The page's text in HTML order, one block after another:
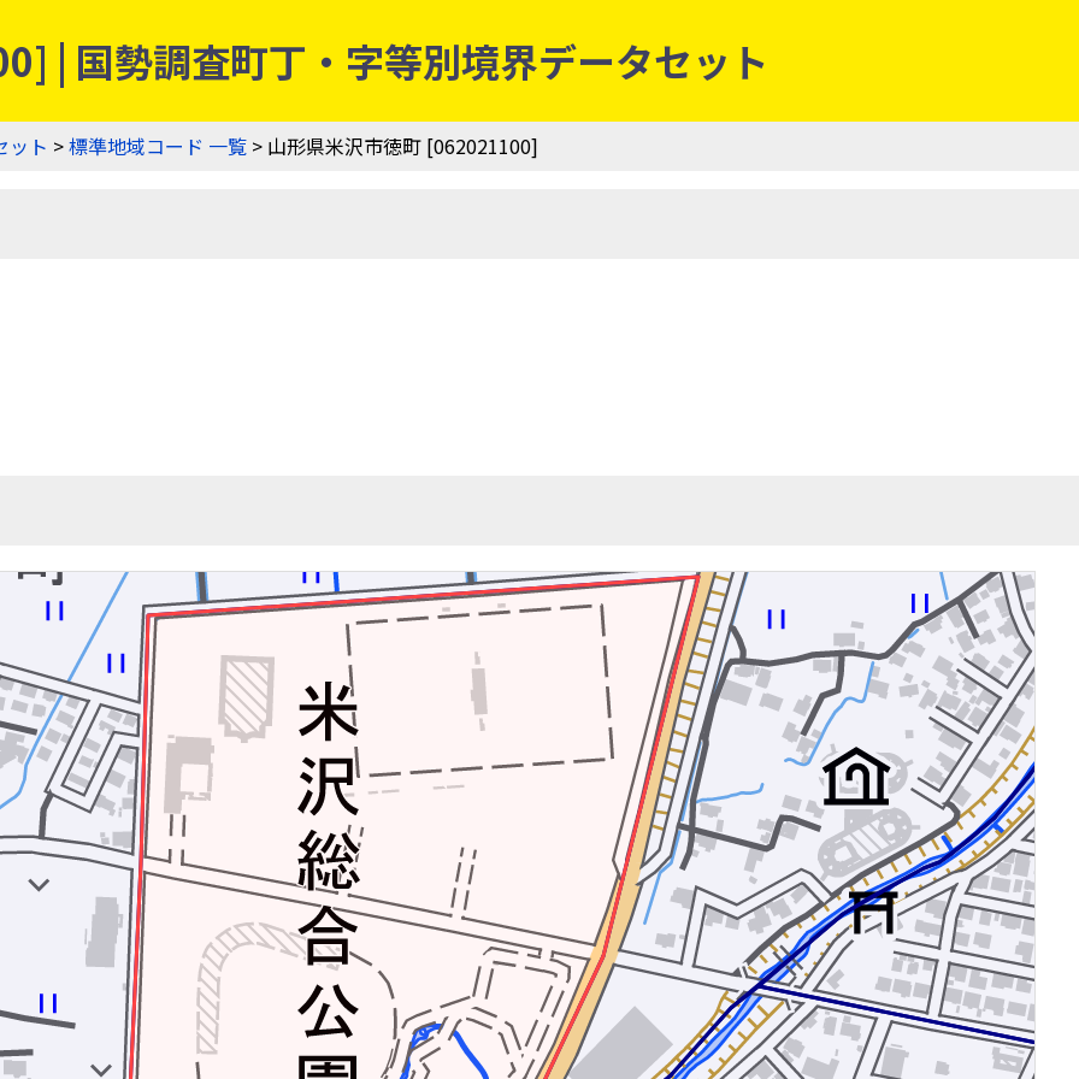
| 国勢調査町丁・字等別境界データセット
ット >標準地域コード 一覧 > 山形県米沢市徳町 [062021100]